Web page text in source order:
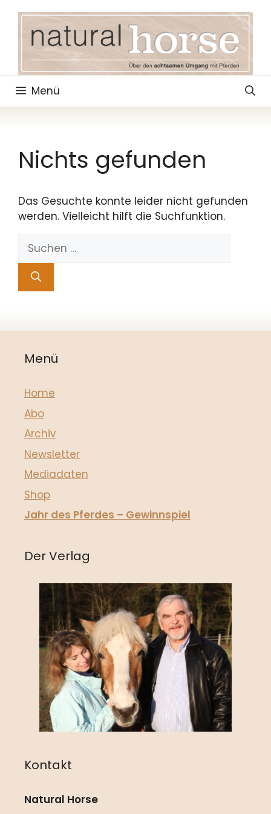
springen
Menü
Nichts gefunden
Das Gesuchte konnte leider nicht gefunden
werden. Vielleicht hilft die Suchfunktion.
Suchen
nach:
Menü
Home
Abo
Archiv
Newsletter
Mediadaten
Shop
Jahr des Pferdes – Gewinnspiel
Der Verlag
Kontakt
Natural Horse